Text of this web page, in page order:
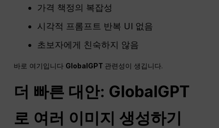
가격 책정의 복잡성
시각적 프롬프트 반복 UI 없음
초보자에게 친숙하지 않음
바로 여기입니다 GlobalGPT 관련성이 생깁니다.
더 빠른 대안: GlobalGPT
로 여러 이미지 생성하기